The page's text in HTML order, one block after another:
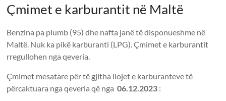
Çmimet e karburantit në Maltë
Benzina pa plumb (95) dhe nafta janë të disponueshme në
Maltë. Nuk ka pikë karburanti (LPG). Çmimet e karburantit
rregullohen nga qeveria.
Çmimet mesatare për të gjitha llojet e karburanteve të
përcaktuara nga qeveria që nga06.12.2023 :